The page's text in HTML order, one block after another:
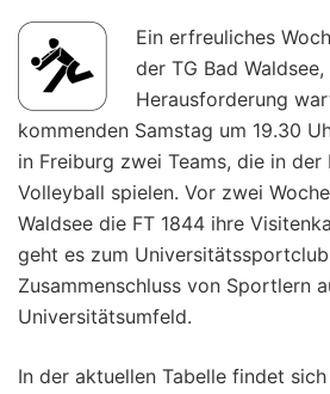
Ein erfreuliches
der TG Bad
Herausforderung
kommenden Samstag um 19.30
in Freiburg zwei Teams, die in der
Volleyball spielen. Vor zwei
Waldsee die FT 1844 ihre
geht es zum
Zusammenschluss von Sportlern
Universitätsumfeld.
In der aktuellen Tabelle findet